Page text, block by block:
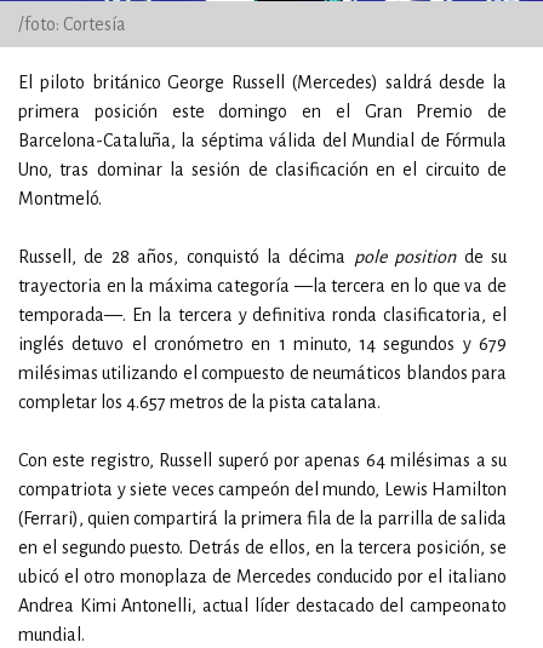
/foto: Cortesía
El piloto británico George Russell (Mercedes) saldrá desde la
primera posición este domingo en el Gran Premio de
Barcelona-Cataluña, la séptima válida del Mundial de Fórmula
Uno, tras dominar la sesión de clasificación en el circuito de
Montmeló.
Russell, de 28 años, conquistó la décima pole positionde su
trayectoria en la máxima categoría —la tercera en lo que va de
temporada—. En la tercera y definitiva ronda clasificatoria, el
inglés detuvo el cronómetro en 1 minuto, 14 segundos y 679
milésimas utilizando el compuesto de neumáticos blandos para
completar los 4.657 metros de la pista catalana.
Con este registro, Russell superó por apenas 64 milésimas a su
compatriota y siete veces campeón del mundo, Lewis Hamilton
(Ferrari), quien compartirá la primera fila de la parrilla de salida
en el segundo puesto. Detrás de ellos, en la tercera posición, se
ubicó el otro monoplaza de Mercedes conducido por el italiano
Andrea Kimi Antonelli, actual líder destacado del campeonato
mundial.